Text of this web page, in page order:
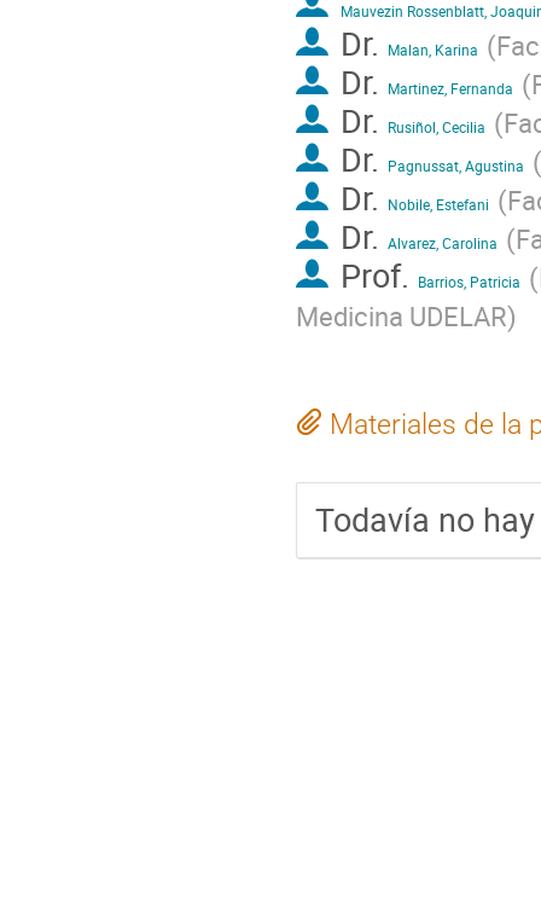
Mauvezin Rossenblatt,
Dr. Malan, Karina (
Dr. Martinez, Fernanda (
Dr. Rusiñol, Cecilia (
Dr. Pagnussat, Agustina (
Dr. Nobile, Estefani (
Dr. Alvarez, Carolina (
Prof. Barrios, Patricia (
Medicina UDELAR)
Materiales de la
Todavía no